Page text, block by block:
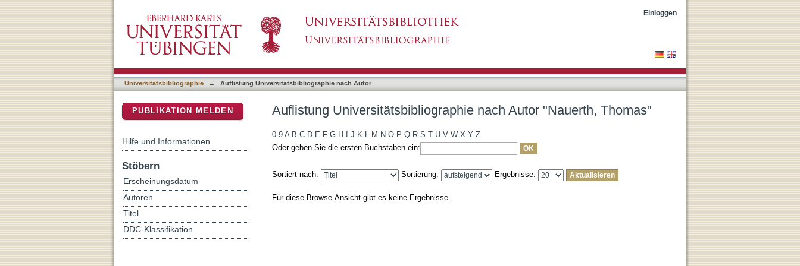
Einloggen
Universitätsbibliographie → Auflistung Universitätsbibliographie nach Autor
Auflistung Universitätsbibliographie nach Autor "Nauerth, Thomas"
0-9 A B C D E F G H J K L M N O P Q R S T U V W X Y Z
Oder geben Sie die ersten Buchstaben ein:
Sortiert nach: Sortierung: Ergebnisse:
Für diese Browse-Ansicht gibt es keine Ergebnisse.
PUBLIKATION MELDEN
Hilfe und Informationen
Stöbern
Erscheinungsdatum
Autoren
Titel
DDC-Klassifikation